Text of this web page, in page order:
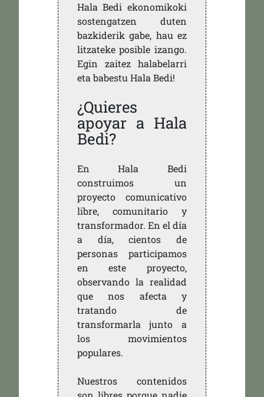
Hala Bedi ekonomikoki
sostengatzen duten
bazkiderik gabe, hau ez
litzateke posible izango.
Egin zaitez halabelarri
eta babestu Hala Bedi!
¿Quieres
apoyar a Hala
Bedi?
En Hala Bedi
construimos un
proyecto comunicativo
libre, comunitario y
transformador. En el día
a día, cientos de
personas participamos
en este proyecto,
observando la realidad
que nos afecta y
tratando de
transformarla junto a
los movimientos
populares.
Nuestros contenidos